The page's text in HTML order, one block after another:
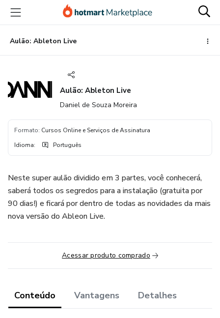
para
conteúdo
principal
para
pagamento
para
rodapé
Aulão: Ableton Live
Aulão: Ableton Live
Daniel de Souza Moreira
Formato: Cursos Online e Serviços de Assinatura
Idioma: Português
Neste super aulão dividido em 3 partes, você conhecerá,
saberá todos os segredos para a instalação (gratuita por
90 dias!) e ficará por dentro de todas as novidades da mais
nova versão do Ableon Live.
Acessar produto comprado
Conteúdo Vantagens Detalhes